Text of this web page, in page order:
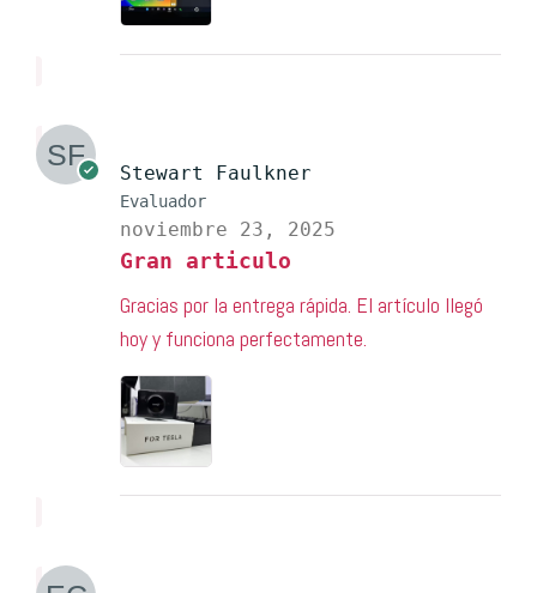
Stewart Faulkner
Evaluador
noviembre 23, 2025
Gran articulo
Gracias por la entrega rápida. El artículo llegó
hoy y funciona perfectamente.